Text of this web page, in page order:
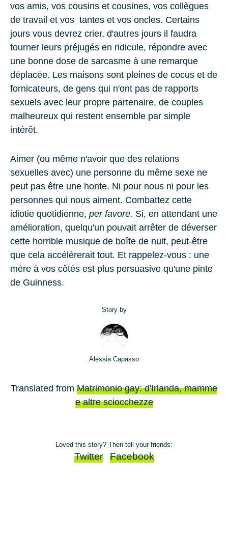
vos amis, vos cousins et cousines, vos collègues
de travail et vos tantes et vos oncles. Certains
jours vous devrez crier, d'autres jours il faudra
tourner leurs préjugés en ridicule, répondre avec
une bonne dose de sarcasme à une remarque
déplacée. Les maisons sont pleines de cocus et de
fornicateurs, de gens qui n'ont pas de rapports
sexuels avec leur propre partenaire, de couples
malheureux qui restent ensemble par simple
intérêt.
Aimer (ou même n'avoir que des relations
sexuelles avec) une personne du même sexe ne
peut pas être une honte. Ni pour nous ni pour les
personnes qui nous aiment. Combattez cette
idiotie quotidienne, per favore. Si, en attendant une
amélioration, quelqu'un pouvait arrêter de déverser
cette horrible musique de boîte de nuit, peut-être
que cela accélèrerait tout. Et rappelez-vous : une
mère à vos côtés est plus persuasive qu'une pinte
de Guinness.
Story by
Alessia Capasso
Translated from Matrimonio gay: d'Irlanda, mamme
e altre sciocchezze
Loved this story? Then tell your friends:
Twitter Facebook